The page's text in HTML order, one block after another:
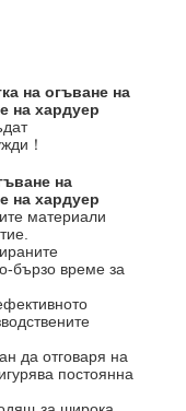
на огъване на
на хардуер
！
на
на хардуер
материали
бързо време за
да отговаря на
постоянна